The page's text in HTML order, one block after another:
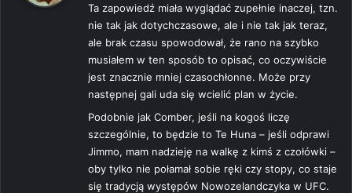
z
e
:
Ta zapowiedź miała wyglądać zupełnie inaczej, tzn.
nie tak jak dotychczasowe, ale i nie tak jak teraz,
ale brak czasu spowodował, że rano na szybko
musiałem w ten sposób to opisać, co oczywiście
jest znacznie mniej czasochłonne. Może przy
następnej gali uda się wcielić plan w życie.
Podobnie jak Comber, jeśli na kogoś liczę
szczególnie, to będzie to Te Huna – jeśli odprawi
Jimmo, mam nadzieję na walkę z kimś z czołówki –
oby tylko nie połamał sobie ręki czy stopy, co staje
się tradycją występów Nowozelandczyka w UFC.